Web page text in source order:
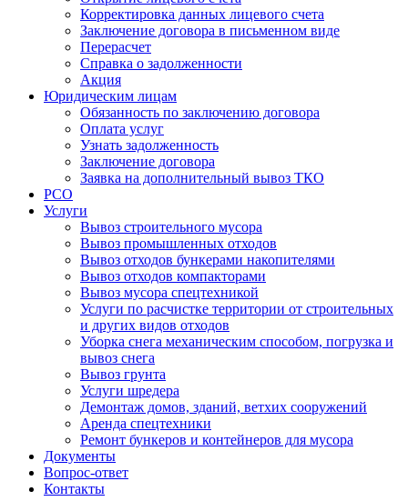
Корректировка данных лицевого счета
Заключение договора в письменном виде
Перерасчет
Справка о задолженности
Акция
Юридическим лицам
Обязанность по заключению договора
Оплата услуг
Узнать задолженность
Заключение договора
Заявка на дополнительный вывоз ТКО
РСО
Услуги
Вывоз строительного мусора
Вывоз промышленных отходов
Вывоз отходов бункерами накопителями
Вывоз отходов компакторами
Вывоз мусора спецтехникой
Услуги по расчистке территории от строительных
и других видов отходов
Уборка снега механическим способом, погрузка и
вывоз снега
Вывоз грунта
Услуги шредера
Демонтаж домов, зданий, ветхих сооружений
Аренда спецтехники
Ремонт бункеров и контейнеров для мусора
Документы
Вопрос-ответ
Контакты